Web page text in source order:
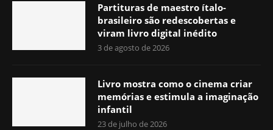
Partituras de maestro ítalo-
brasileiro são redescobertas e
viram livro digital inédito
3 de agosto de 2026
Livro mostra como o cinema criar
memórias e estimula a imaginação
infantil
23 de julho de 2026